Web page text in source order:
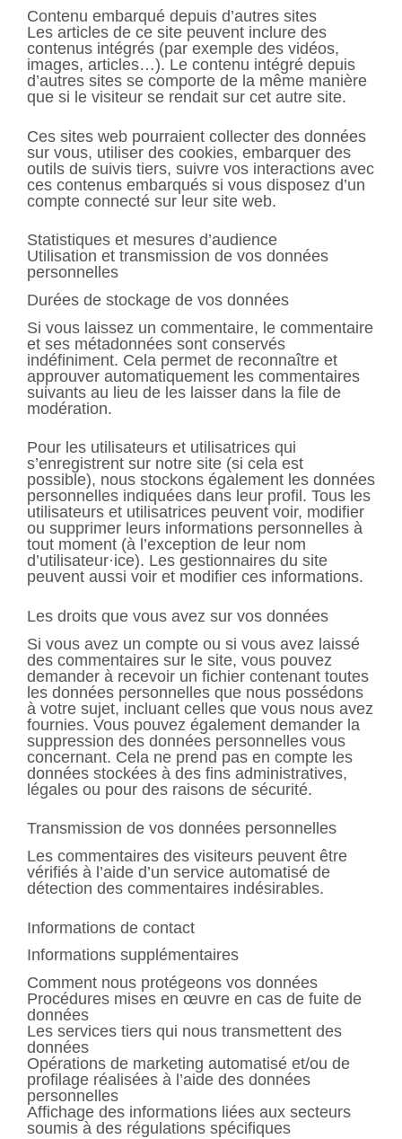
Contenu embarqué depuis d’autres sites
Les articles de ce site peuvent inclure des
contenus intégrés (par exemple des vidéos,
images, articles…). Le contenu intégré depuis
d’autres sites se comporte de la même manière
que si le visiteur se rendait sur cet autre site.
Ces sites web pourraient collecter des données
sur vous, utiliser des cookies, embarquer des
outils de suivis tiers, suivre vos interactions avec
ces contenus embarqués si vous disposez d’un
compte connecté sur leur site web.
Statistiques et mesures d’audience
Utilisation et transmission de vos données
personnelles
Durées de stockage de vos données
Si vous laissez un commentaire, le commentaire
et ses métadonnées sont conservés
indéfiniment. Cela permet de reconnaître et
approuver automatiquement les commentaires
suivants au lieu de les laisser dans la file de
modération.
Pour les utilisateurs et utilisatrices qui
s’enregistrent sur notre site (si cela est
possible), nous stockons également les données
personnelles indiquées dans leur profil. Tous les
utilisateurs et utilisatrices peuvent voir, modifier
ou supprimer leurs informations personnelles à
tout moment (à l’exception de leur nom
d’utilisateur·ice). Les gestionnaires du site
peuvent aussi voir et modifier ces informations.
Les droits que vous avez sur vos données
Si vous avez un compte ou si vous avez laissé
des commentaires sur le site, vous pouvez
demander à recevoir un fichier contenant toutes
les données personnelles que nous possédons
à votre sujet, incluant celles que vous nous avez
fournies. Vous pouvez également demander la
suppression des données personnelles vous
concernant. Cela ne prend pas en compte les
données stockées à des fins administratives,
légales ou pour des raisons de sécurité.
Transmission de vos données personnelles
Les commentaires des visiteurs peuvent être
vérifiés à l’aide d’un service automatisé de
détection des commentaires indésirables.
Informations de contact
Informations supplémentaires
Comment nous protégeons vos données
Procédures mises en œuvre en cas de fuite de
données
Les services tiers qui nous transmettent des
données
Opérations de marketing automatisé et/ou de
profilage réalisées à l’aide des données
personnelles
Affichage des informations liées aux secteurs
soumis à des régulations spécifiques